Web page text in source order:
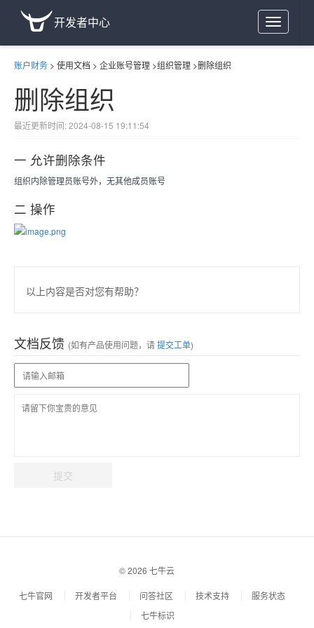
Toggle
navigation
开发者中心
账户财务 > 使用文档 > 企业账号管理 >组织管理 >删除组织
删除组织
最近更新时间: 2024-08-15 19:11:54
一 允许删除条件
组织内除管理员账号外，无其他成员账号
二 操作
以上内容是否对您有帮助？
文档反馈 (如有产品使用问题，请提交工单)
提交
© 2026 七牛云
七牛官网 开发者平台 问答社区 技术支持
服务状态
七牛标识